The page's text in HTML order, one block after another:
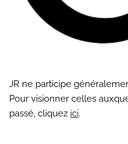
JR ne participe
Pour visionner celles
passé, cliquez ici.